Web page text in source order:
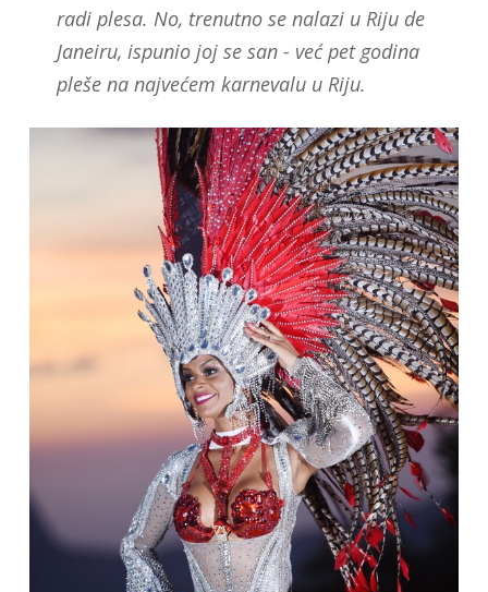
radi plesa. No, trenutno se nalazi u Riju de
Janeiru, ispunio joj se san - već pet godina
pleše na najvećem karnevalu u Riju.